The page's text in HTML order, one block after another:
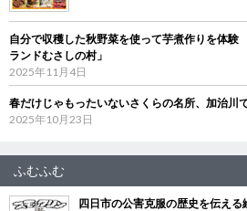
自分で収穫した秋野菜を使って芋煮作りを体
ランドむさしの村」
2025年11月4日
春だけじゃもったいないさくらの名所、加治川
2025年10月23日
ふむふむ
四日市の公害克服の歴史を伝え